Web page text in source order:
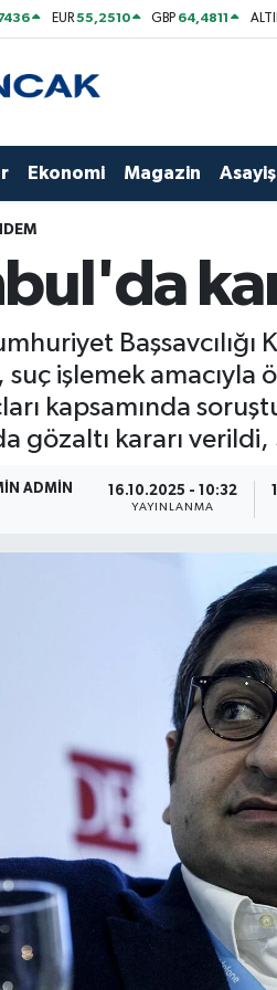
EUR55,2510 GBP 64,4811
Ekonomi Magazin Asayiş
suç işlemek
kapsamında
gözaltı kararı
ADMİN 16.10.2025 - 10:32
YAYINLANMA